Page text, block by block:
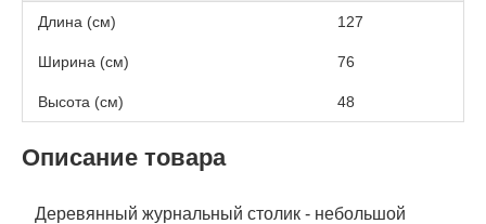
Длина (см) 127
Ширина (см) 76
Высота (см) 48
Описание товара
Деревянный журнальный столик - небольшой